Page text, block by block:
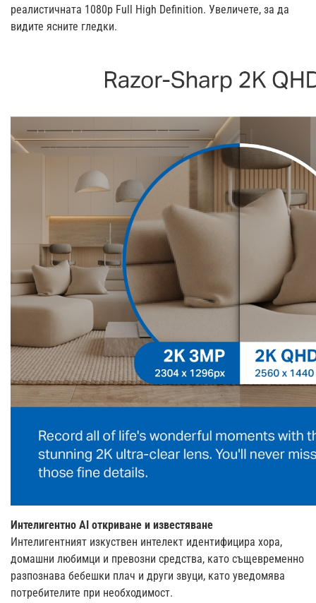
реалистичната 1080p Full High Definition. Увеличете, за да
видите ясните гледки.
Интелигентно AI откриване и известяване
Интелигентният изкуствен интелект идентифицира хора,
домашни любимци и превозни средства, като същевременно
разпознава бебешки плач и други звуци, като уведомява
потребителите при необходимост.